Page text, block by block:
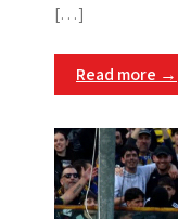
[…]
Read more →